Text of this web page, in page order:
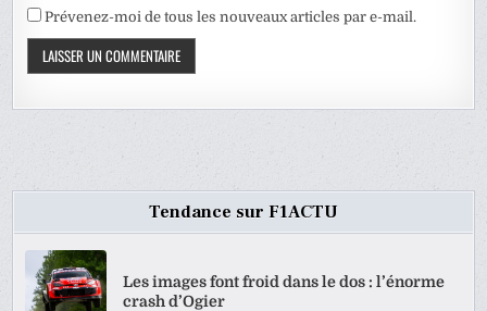
Prévenez-moi de tous les nouveaux articles par e-mail.
Tendance sur F1ACTU
Les images font froid dans le dos : l’énorme
crash d’Ogier